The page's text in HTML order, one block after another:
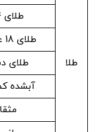
طلا
طلای ۲۴ عیار
طلای 18 عیار / 740
طلای
آبشده